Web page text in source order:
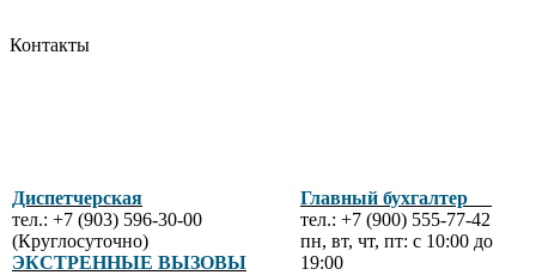
Контакты
Диспетчерская
тел.: +7 (903) 596-30-00
(Круглосуточно)
ЭКСТРЕННЫЕ ВЫЗОВЫ
Главный бухгалтер
тел.: +7 (900) 555-77-42
пн, вт, чт, пт: с 10:00 до
19:00